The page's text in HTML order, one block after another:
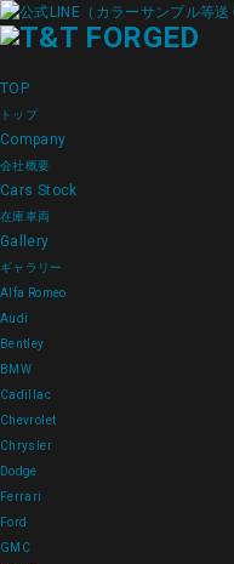
TOP
トップ
Company
会社概要
Cars Stock
在庫車両
Gallery
ギャラリー
Alfa Romeo
Audi
Bentley
BMW
Cadillac
Chevrolet
Chrysler
Dodge
Ferrari
Ford
GMC